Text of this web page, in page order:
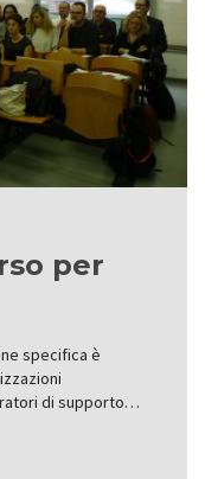
per
specifica è
di supporto…